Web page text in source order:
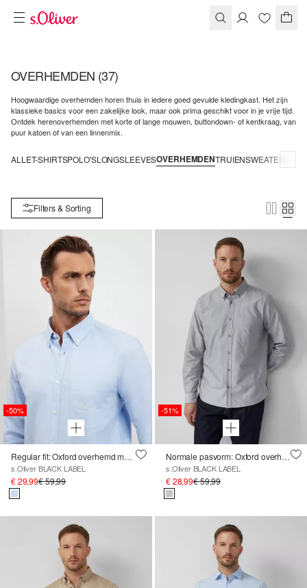
OVERHEMDEN (37)
Hoogwaardige overhemden horen thuis in iedere goed gevulde kledingkast. Het zijn
klassieke basics voor een zakelijke look, maar ook prima geschikt voor in je vrije tijd.
Ontdek herenoverhemden met korte of lange mouwen, buttondown- of kentkraag, van
puur katoen of van een linnenmix.
ALLET-SHIRTSPOLO'SLONGSLEEVESOVERHEMDENTRUIENSWEATERS
Filters & Sorting
-50%
Regular fit: Oxford overhemd met button-down kraag en borstzak
s.Oliver BLACK LABEL
€ 29,99€ 59,99
-51%
Normale pasvorm: Oxford overhemd met button-down kraag
s.Oliver BLACK LABEL
€ 28,99€ 59,99